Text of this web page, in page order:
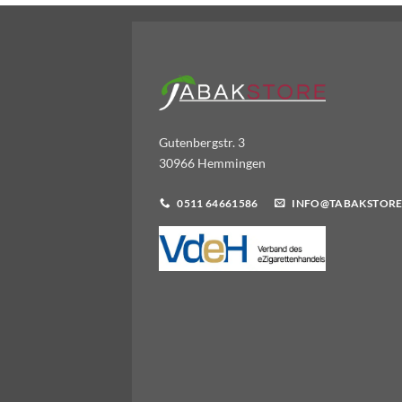
Gutenbergstr. 3
30966 Hemmingen
0511 64661586